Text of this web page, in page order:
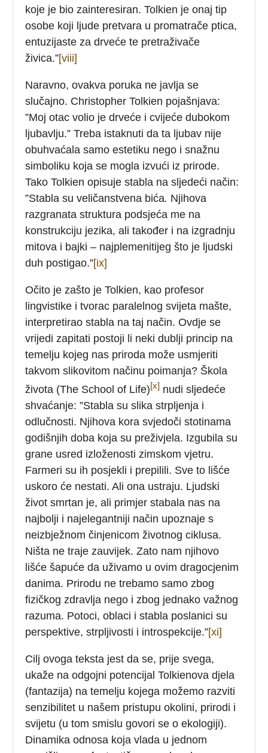
koje je bio zainteresiran. Tolkien je onaj tip
osobe koji ljude pretvara u promatrače ptica,
entuzijaste za drveće te pretraživače
živica.”[viii]
Naravno, ovakva poruka ne javlja se
slučajno. Christopher Tolkien pojašnjava:
”Moj otac volio je drveće i cvijeće dubokom
ljubavlju.” Treba istaknuti da ta ljubav nije
obuhvaćala samo estetiku nego i snažnu
simboliku koja se mogla izvući iz prirode.
Tako Tolkien opisuje stabla na sljedeći način:
”Stabla su veličanstvena bića. Njihova
razgranata struktura podsjeća me na
konstrukciju jezika, ali također i na izgradnju
mitova i bajki – najplemenitijeg što je ljudski
duh postigao.”[ix]
Očito je zašto je Tolkien, kao profesor
lingvistike i tvorac paralelnog svijeta mašte,
interpretirao stabla na taj način. Ovdje se
vrijedi zapitati postoji li neki dublji princip na
temelju kojeg nas priroda može usmjeriti
takvom slikovitom načinu poimanja? Škola
života (The School of Life)[x] nudi sljedeće
shvaćanje: ”Stabla su slika strpljenja i
odlučnosti. Njihova kora svjedoči stotinama
godišnjih doba koja su preživjela. Izgubila su
grane usred izloženosti zimskom vjetru.
Farmeri su ih posjekli i prepilili. Sve to lišće
uskoro će nestati. Ali ona ustraju. Ljudski
život smrtan je, ali primjer stabala nas na
najbolji i najelegantniji način upoznaje s
neizbježnom činjenicom životnog ciklusa.
Ništa ne traje zauvijek. Zato nam njihovo
lišće šapuće da uživamo u ovim dragocjenim
danima. Prirodu ne trebamo samo zbog
fizičkog zdravlja nego i zbog jednako važnog
razuma. Potoci, oblaci i stabla poslanici su
perspektive, strpljivosti i introspekcije.”[xi]
Cilj ovoga teksta jest da se, prije svega,
ukaže na odgojni potencijal Tolkienova djela
(fantazija) na temelju kojega možemo razviti
senzibilitet u našem pristupu okolini, prirodi i
svijetu (u tom smislu govori se o ekologiji).
Dinamika odnosa koja vlada u jednom